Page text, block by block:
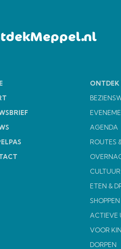
ONTDEK
AGENDA
ROUTES
CULTUUR
ETEN &
SHOPPEN
ACTIEVE
VOOR
DORPEN